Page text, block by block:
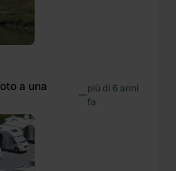
a una
—più di 6 anni
fa